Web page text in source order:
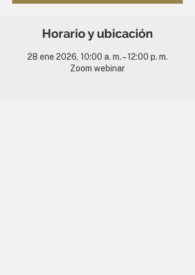
Horario y ubicación
28 ene 2026, 10:00 a. m. – 12:00 p. m.
Zoom webinar